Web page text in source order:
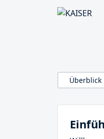
Überblick